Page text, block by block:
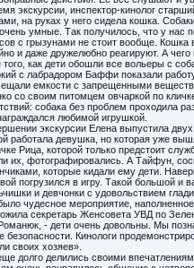
экскурсии, инспектор-кинолог
на руках у него сидела кошка.
умные. Так получилось, что у нас
с грызунами не стоит вообще. Кошка
и даже дружелюбно реагируют. А чего
того, как дети обошли все вольеры с
с лабрадором Баффи показали
емкости с запрещенными
со своим питомцем овчаркой по
собака без проблем проходила
любимой игрушкой.
экскурсии Елена выпустила
работала девушка, но которая уже
Рица, которой только предстоит
их, фотографировались. А Тайфун,
которые кидали ему дети.
погрузился в игру. Такой большой и
и девчонки с удовольствием
чудесное мероприятие,
секретарь Женсовета УВД по
- дети очень довольны. Мы
безопасности. Кинологи
своих хозяев».
долго делились своими